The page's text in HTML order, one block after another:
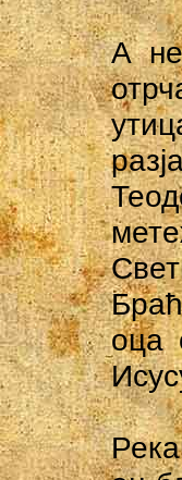
А
оца